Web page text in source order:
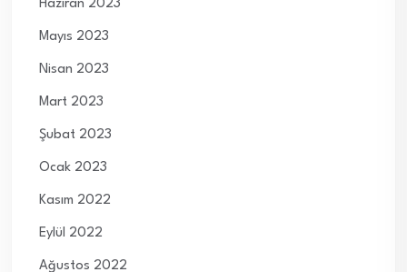
Haziran 2023
Mayıs 2023
Nisan 2023
Mart 2023
Şubat 2023
Ocak 2023
Kasım 2022
Eylül 2022
Ağustos 2022